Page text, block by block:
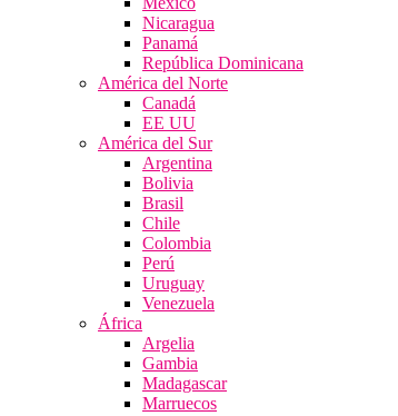
Nicaragua
Panamá
República Dominicana
América del Norte
Canadá
EE UU
América del Sur
Argentina
Bolivia
Brasil
Chile
Colombia
Perú
Uruguay
Venezuela
África
Argelia
Gambia
Madagascar
Marruecos